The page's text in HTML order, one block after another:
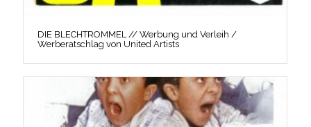
DIE BLECHTROMMEL // Werbung und Verleih /
Werberatschlag von United Artists